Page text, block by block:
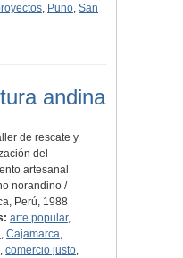
, Puno, San
andina
de rescate y
del
artesanal
norandino /
Perú, 1988
arte popular,
,Cajamarca,
,comercio justo,